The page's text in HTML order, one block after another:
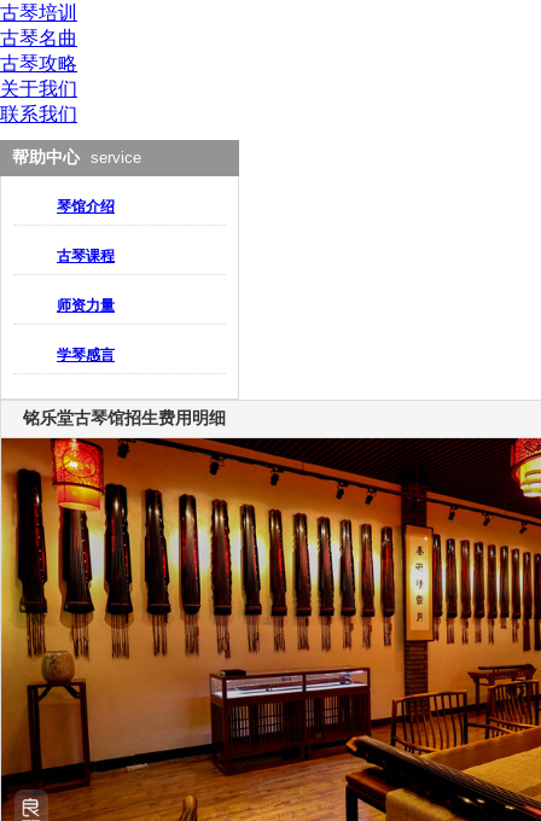
古琴培训
古琴名曲
古琴攻略
关于我们
联系我们
帮助中心 service
琴馆介绍
古琴课程
师资力量
学琴感言
铭乐堂古琴馆招生费用明细